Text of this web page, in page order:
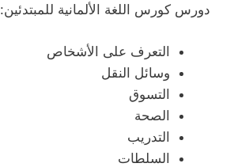
دورس كورس اللغة الألمانية للمبتدئين:
التعرف على الأشخاص
وسائل النقل
التسوق
الصحة
التدريب
السلطات